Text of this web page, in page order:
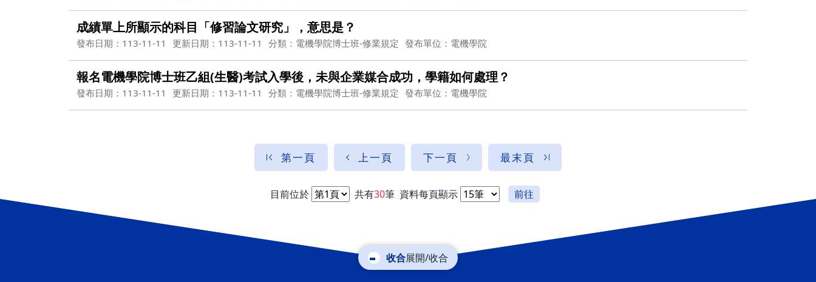
成績單上所顯示的科目「修習論文研究」，意思是？
發布日期：113-11-11 更新日期：113-11-11 分類：電機學院博士班-修業規定 發布單位：電機學院
報名電機學院博士班乙組(生醫)考試入學後，未與企業媒合成功，學籍如何處理？
發布日期：113-11-11 更新日期：113-11-11 分類：電機學院博士班-修業規定 發布單位：電機學院
第一頁 上一頁 下一頁 最末頁
目前位於 共有30筆 資料每頁顯示 前往
展開/收合